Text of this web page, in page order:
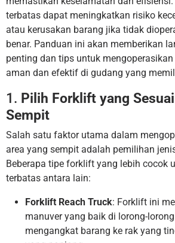
terbatas dapat meningkatkan risiko
atau kerusakan barang jika tidak
benar. Panduan ini akan memberikan
penting dan tips untuk
aman dan efektif di gudang yang
1. Pilih Forklift yang
Sempit
Salah satu faktor utama dalam
area yang sempit adalah pemilihan
Beberapa tipe forklift yang lebih cocok
terbatas antara lain:
Forklift Reach Truck: Forklift ini
manuver yang baik di lorong-
mengangkat barang ke rak yang